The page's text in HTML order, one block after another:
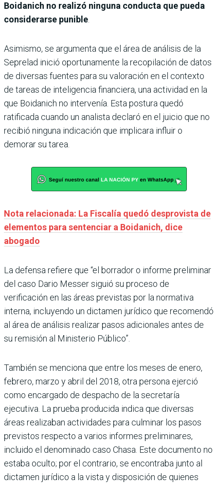
Boidanich no realizó ninguna conducta que pueda
considerarse punible
Asimismo, se argumenta que el área de análisis de la
Seprelad inició oportunamente la recopilación de datos
de diversas fuentes para su valoración en el contexto
de tareas de inteligencia financiera, una actividad en la
que Boidanich no intervenía. Esta postura quedó
ratificada cuando un analista declaró en el juicio que no
recibió ninguna indicación que implicara influir o
demorar su tarea.
Nota relacionada: La Fiscalía quedó desprovista de
elementos para sentenciar a Boidanich, dice
abogado
La defensa refiere que “el borrador o informe preliminar
del caso Dario Messer siguió su proceso de
verificación en las áreas previstas por la normativa
interna, incluyendo un dictamen jurídico que recomendó
al área de análisis realizar pasos adicionales antes de
su remisión al Ministerio Público”.
También se menciona que entre los meses de enero,
febrero, marzo y abril del 2018, otra persona ejerció
como encargado de despacho de la secretaría
ejecutiva. La prueba producida indica que diversas
áreas realizaban actividades para culminar los pasos
previstos respecto a varios informes preliminares,
incluido el denominado caso Chasa. Este documento no
estaba oculto; por el contrario, se encontraba junto al
dictamen jurídico a la vista y disposición de quienes